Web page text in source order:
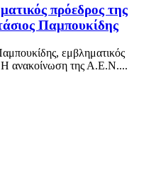
πρόεδρος της
Παμπουκίδης
εμβληματικός
ανακοίνωση της Α.Ε.Ν....